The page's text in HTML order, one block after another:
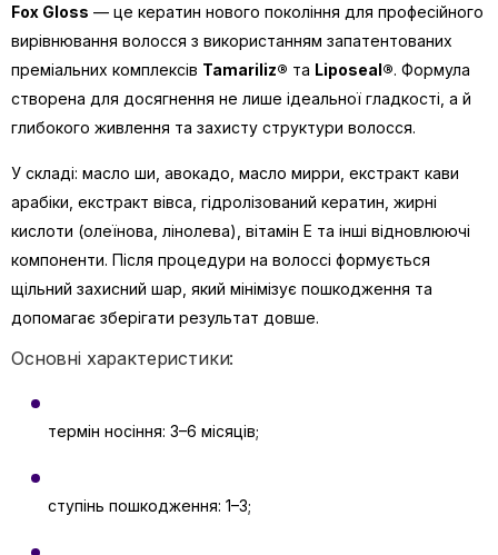
Fox Gloss — це кератин нового покоління для професійного
вирівнювання волосся з використанням запатентованих
преміальних комплексів Tamariliz® та Liposeal®. Формула
створена для досягнення не лише ідеальної гладкості, а й
глибокого живлення та захисту структури волосся.
У складі: масло ши, авокадо, масло мирри, екстракт кави
арабіки, екстракт вівса, гідролізований кератин, жирні
кислоти (олеїнова, лінолева), вітамін Е та інші відновлюючі
компоненти. Після процедури на волоссі формується
щільний захисний шар, який мінімізує пошкодження та
допомагає зберігати результат довше.
Основні характеристики:
термін носіння: 3–6 місяців;
ступінь пошкодження: 1–3;